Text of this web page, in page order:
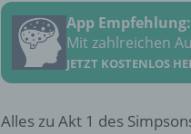
App
Mit zahlreichen
JETZT KOSTENLOS
Alles zu Akt 1 des